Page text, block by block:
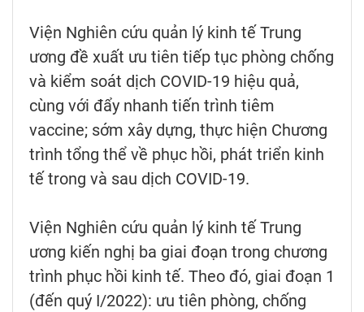
Viện Nghiên cứu quản lý kinh tế Trung
ương đề xuất ưu tiên tiếp tục phòng chống
và kiểm soát dịch COVID-19 hiệu quả,
cùng với đẩy nhanh tiến trình tiêm
vaccine; sớm xây dựng, thực hiện Chương
trình tổng thể về phục hồi, phát triển kinh
tế trong và sau dịch COVID-19.
Viện Nghiên cứu quản lý kinh tế Trung
ương kiến nghị ba giai đoạn trong chương
trình phục hồi kinh tế. Theo đó, giai đoạn 1
(đến quý I/2022): ưu tiên phòng, chống